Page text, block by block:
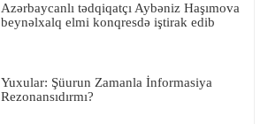
Azərbaycanlı tədqiqatçı Aybəniz Haşımova
beynəlxalq elmi konqresdə iştirak edib
Yuxular: Şüurun Zamanla İnformasiya
Rezonansıdırmı?